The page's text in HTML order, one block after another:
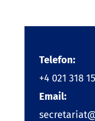
Telefon:
+4 021 318
Email: